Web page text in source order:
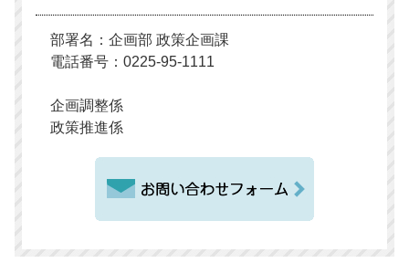
部署名：企画部 政策企画課
電話番号：0225-95-1111
企画調整係
政策推進係